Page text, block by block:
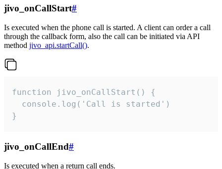
jivo_onCallStart#
Is executed when the phone call is started. A client can order a call
through the callback form, also the call can be initiated via API
method jivo_api.startCall().
function jivo_onCallStart() {
  console.log('Call is started')
}
jivo_onCallEnd#
Is executed when a return call ends.